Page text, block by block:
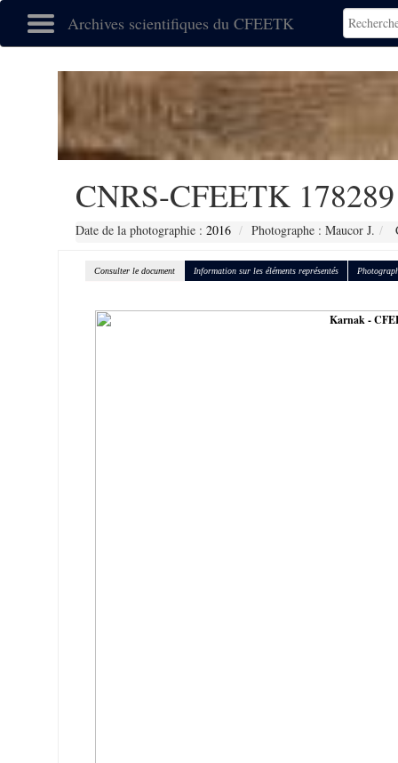
Archives scientifiques du CFEETK
CNRS-CFEETK 178289
Date de la photographie : 2016 Photographe : Maucor J.
Consulter le document Information sur les éléments représentés